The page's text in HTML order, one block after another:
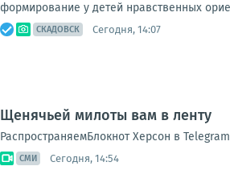
формирование у детей нравственных
СКАДОВСК Сегодня, 14:07
Щенячьей милоты вам в ленту
РаспространяемБлокнот Херсон в
СМИ Сегодня, 14:54